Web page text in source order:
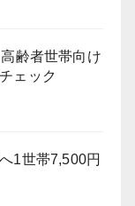
齢者世帯向け
ェック
1世帯7,500円